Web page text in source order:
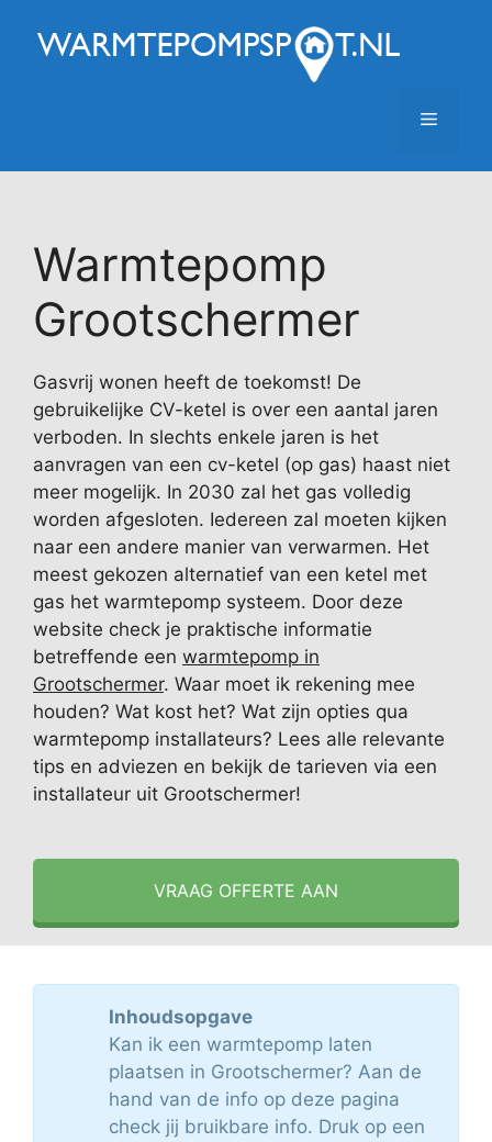
naar
Menu
Warmtepomp
Grootschermer
Gasvrij wonen heeft de toekomst! De
gebruikelijke CV-ketel is over een aantal jaren
verboden. In slechts enkele jaren is het
aanvragen van een cv-ketel (op gas) haast niet
meer mogelijk. In 2030 zal het gas volledig
worden afgesloten. Iedereen zal moeten kijken
naar een andere manier van verwarmen. Het
meest gekozen alternatief van een ketel met
gas het warmtepomp systeem. Door deze
website check je praktische informatie
betreffende een warmtepomp in
Grootschermer. Waar moet ik rekening mee
houden? Wat kost het? Wat zijn opties qua
warmtepomp installateurs? Lees alle relevante
tips en adviezen en bekijk de tarieven via een
installateur uit Grootschermer!
VRAAG OFFERTE AAN
Inhoudsopgave
Kan ik een warmtepomp laten
plaatsen in Grootschermer? Aan de
hand van de info op deze pagina
check jij bruikbare info. Druk op een